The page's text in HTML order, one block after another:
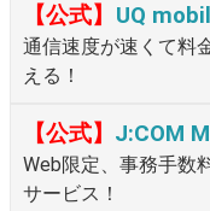
【公式】 UQ
通信速度が速くて料
える！
【公式】 J:COM
Web限定、事務手数
サービス！